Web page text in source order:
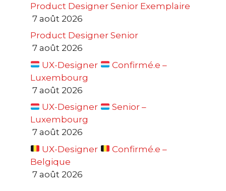
Product Designer Senior Exemplaire
7 août 2026
Product Designer Senior
7 août 2026
UX-Designer
Confirmé.e –
Luxembourg
7 août 2026
UX-Designer
Senior –
Luxembourg
7 août 2026
UX-Designer
Confirmé.e –
Belgique
7 août 2026